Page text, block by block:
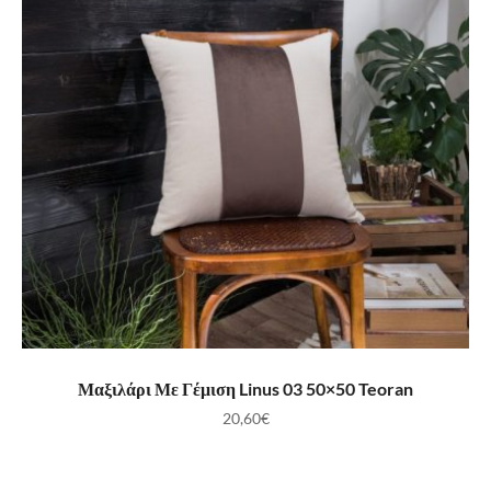
ΠΡΟΣΘΉΚΗ ΣΤΟ ΚΑΛΆΘΙ
Μαξιλάρι Με Γέμιση Linus 03 50×50 Teoran
20,60€